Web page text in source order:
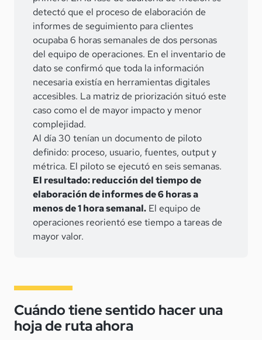
detectó que el proceso de elaboración de
informes de seguimiento para clientes
ocupaba 6 horas semanales de dos personas
del equipo de operaciones. En el inventario de
dato se confirmó que toda la información
necesaria existía en herramientas digitales
accesibles. La matriz de priorización situó este
caso como el de mayor impacto y menor
complejidad.
Al día 30 tenían un documento de piloto
definido: proceso, usuario, fuentes, output y
métrica. El piloto se ejecutó en seis semanas.
El resultado: reducción del tiempo de
elaboración de informes de 6 horas a
menos de 1 hora semanal. El equipo de
operaciones reorientó ese tiempo a tareas de
mayor valor.
Cuándo tiene sentido hacer una
hoja de ruta ahora